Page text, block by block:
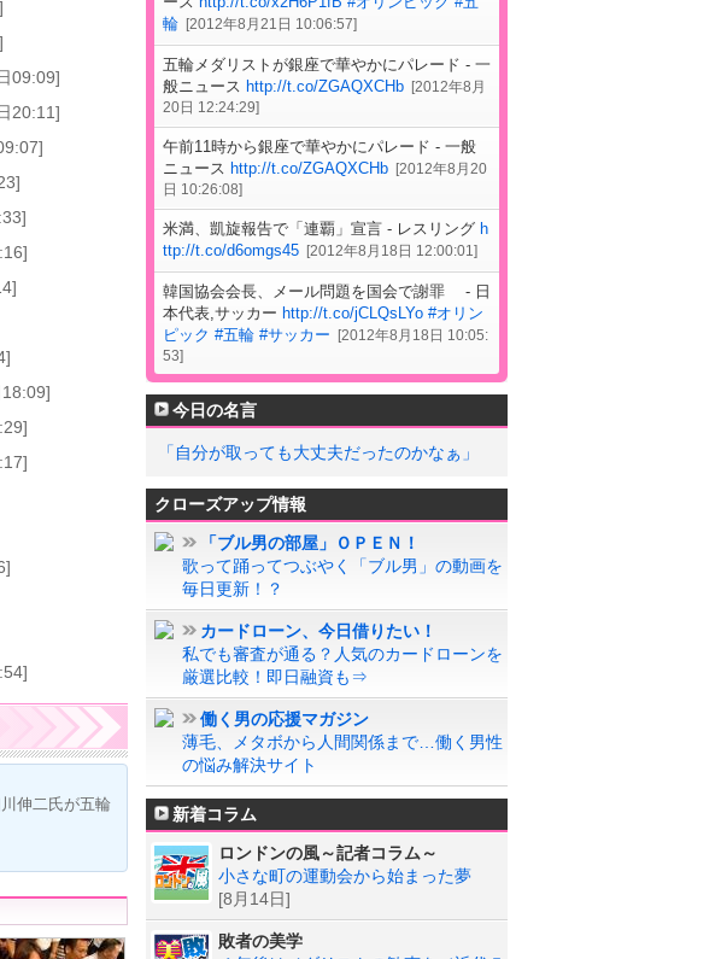
09:09]
20:11]
伸二氏が五輪
輪 [2012年8月21日 10:06:57]
五輪メダリストが銀座で華やかにパレード - 一
般ニュース http://t.co/ZGAQXCHb [2012年8月
20日 12:24:29]
午前11時から銀座で華やかにパレード - 一般
ニュース http://t.co/ZGAQXCHb [2012年8月20
日 10:26:08]
米満、凱旋報告で「連覇」宣言 - レスリング h
ttp://t.co/d6omgs45 [2012年8月18日 12:00:01 ]
韓国協会会長、メール問題を国会で謝罪 - 日
本代表,サッカー http://t.co/jCLQsLYo #オリン
ピック #五輪 #サッカー [2012年8月18日 10:05:
53]
今日の名言
「自分が取っても大丈夫だったのかなぁ」
クローズアップ情報
「ブル男の部屋」ＯＰＥＮ！
歌って踊ってつぶやく「ブル男」の動画を
毎日更新！？
カードローン、今日借りたい！
私でも審査が通る？人気のカードローンを
厳選比較！即日融資も⇒
働く男の応援マガジン
薄毛、メタボから人間関係まで…働く男性
の悩み解決サイト
新着コラム
ロンドンの風～記者コラム～
小さな町の運動会から始まった夢
[8月14日]
敗者の美学